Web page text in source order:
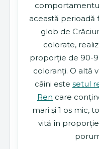
această perioadă
glob de
colorate,
proporție de 90-
coloranți. O altă
câini este setul
Ren care
mari și 1 os mic,
vită în